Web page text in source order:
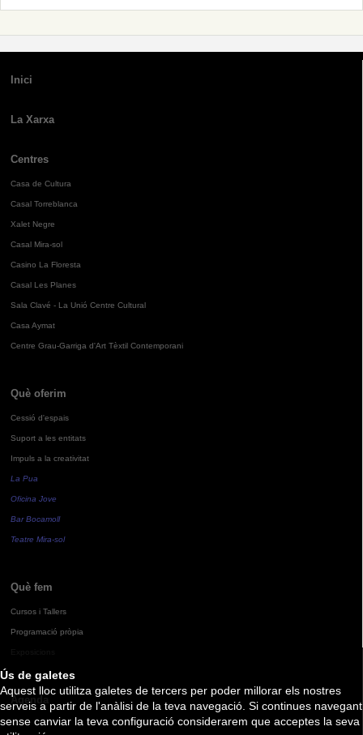
Ús de galetes
Aquest lloc utilitza galetes de tercers per poder millorar els nostres
serveis a partir de l'anàlisi de la teva navegació. Si continues navegant
sense canviar la teva configuració considerarem que acceptes la seva
Inici
La Xarxa
Centres
Casa de Cultura
Casal Torreblanca
Xalet Negre
Casal Mira-sol
Casino La Floresta
Casal Les Planes
Sala Clavé - La Unió Centre Cultural
Casa Aymat
Centre Grau-Garriga d'Art Tèxtil Contemporani
Què oferim
Cessió d'espais
Suport a les entitats
Impuls a la creativitat
La Pua
Oficina Jove
Bar Bocamoll
Teatre Mira-sol
Què fem
Cursos i Tallers
Programació pròpia
Agenda